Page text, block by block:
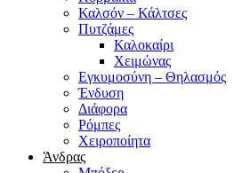
Καλσόν – Κάλτσες
Πυτζάμες
Καλοκαίρι
Χειμώνας
Εγκυμοσύνη – Θηλασμός
Ένδυση
Διάφορα
Ρόμπες
Χειροποίητα
Άνδρας